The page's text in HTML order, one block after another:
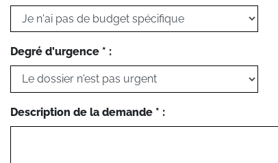
Degré d'urgence * :
Description de la demande * :